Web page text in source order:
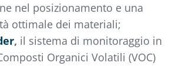
nel posizionamento e una
ottimale dei materiali;
, il sistema di monitoraggio in
Organici Volatili (VOC)